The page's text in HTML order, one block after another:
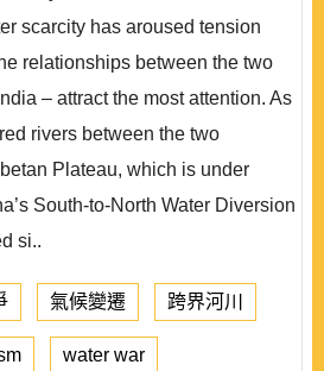
scarcity has aroused tension
relationships between the two
– attract the most attention. As
rivers between the two
Plateau, which is under
South-to-North Water Diversion
si..
氣候變遷 跨界河川
water war